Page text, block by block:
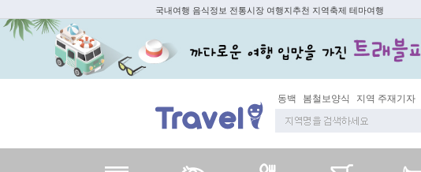
국내여행 음식정보 전통시장 여행지추천 지역축제 테마여행
동백 봄철보양식 지역 주재기자